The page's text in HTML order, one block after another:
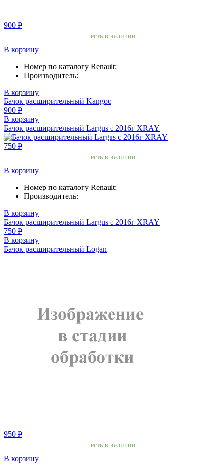
900 Р
есть в наличии
В корзину
Номер по каталогу Renault:
Производитель:
В корзину
Бачок расширительный Kangoo
900 Р
В корзину
Бачок расширительный Largus с 2016г XRAY
750 Р
есть в наличии
В корзину
Номер по каталогу Renault:
Производитель:
В корзину
Бачок расширительный Largus с 2016г XRAY
750 Р
В корзину
Бачок расширительный Logan
950 Р
есть в наличии
В корзину